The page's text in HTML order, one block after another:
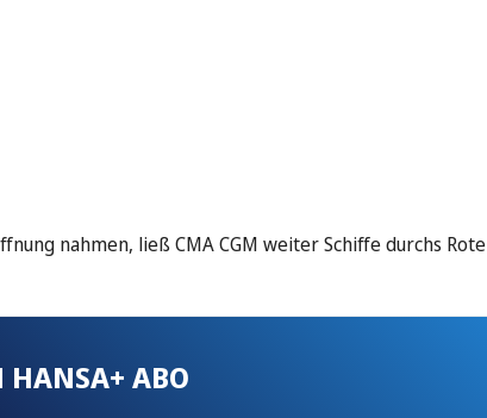
nahmen, ließ CMA CGM weiter Schiffe durchs Rote
HANSA+ ABO